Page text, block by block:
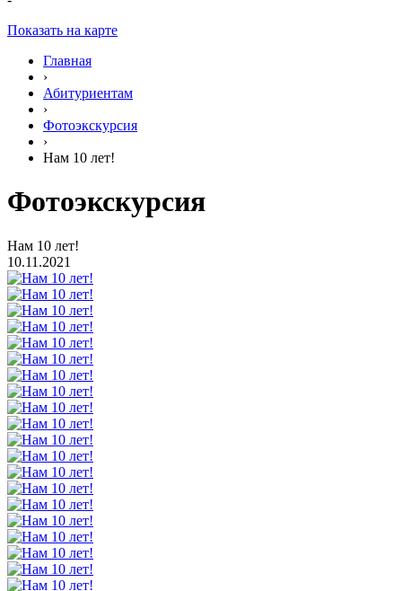
Показать на карте
Главная
›
Абитуриентам
›
Фотоэкскурсия
›
Нам 10 лет!
Фотоэкскурсия
Нам 10 лет!
10.11.2021